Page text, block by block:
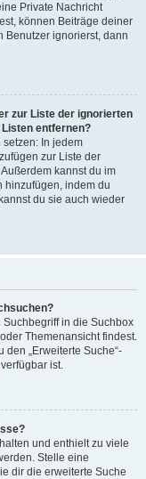
Private Nachricht
können Beiträge deiner
Benutzer ignorierst, dann
zur Liste der ignorierten
entfernen?
setzen: In jedem
zur Liste der
kannst du im
hinzufügen, indem du
du sie auch wieder
in die Suchbox
Themenansicht findest.
„Erweiterte Suche“-
ist.
und enthielt zu viele
Stelle eine
dir die erweiterte Suche